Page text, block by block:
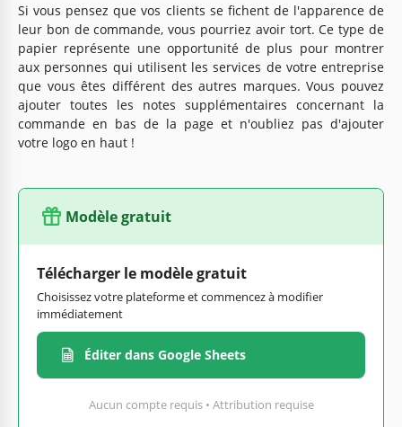
Si vous pensez que vos clients se fichent de l'apparence de
leur bon de commande, vous pourriez avoir tort. Ce type de
papier représente une opportunité de plus pour montrer
aux personnes qui utilisent les services de votre entreprise
que vous êtes différent des autres marques. Vous pouvez
ajouter toutes les notes supplémentaires concernant la
commande en bas de la page et n'oubliez pas d'ajouter
votre logo en haut !
Modèle gratuit
Télécharger le modèle gratuit
Choisissez votre plateforme et commencez à modifier
immédiatement
Éditer dans Google Sheets
Aucun compte requis • Attribution requise